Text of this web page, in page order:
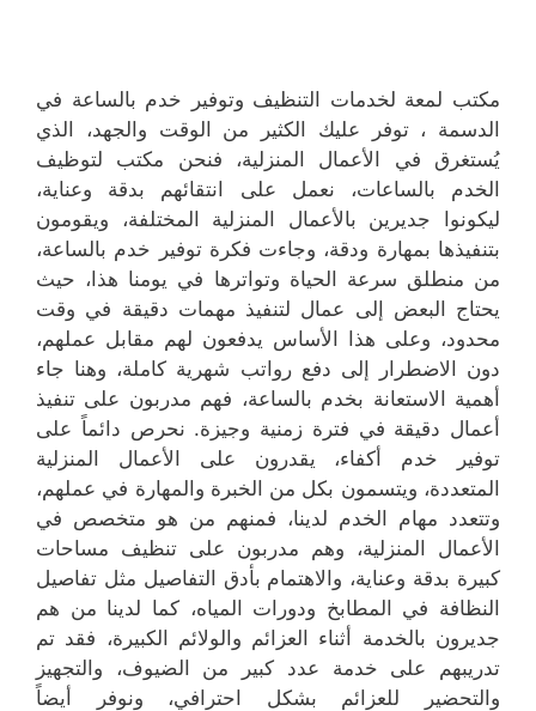
مكتب لمعة لخدمات التنظيف وتوفير خدم بالساعة في
الدسمة ، توفر عليك الكثير من الوقت والجهد، الذي
يُستغرق في الأعمال المنزلية، فنحن مكتب لتوظيف
الخدم بالساعات، نعمل على انتقائهم بدقة وعناية،
ليكونوا جديرين بالأعمال المنزلية المختلفة، ويقومون
بتنفيذها بمهارة ودقة، وجاءت فكرة توفير خدم بالساعة،
من منطلق سرعة الحياة وتواترها في يومنا هذا، حيث
يحتاج البعض إلى عمال لتنفيذ مهمات دقيقة في وقت
محدود، وعلى هذا الأساس يدفعون لهم مقابل عملهم،
دون الاضطرار إلى دفع رواتب شهرية كاملة، وهنا جاء
أهمية الاستعانة بخدم بالساعة، فهم مدربون على تنفيذ
أعمال دقيقة في فترة زمنية وجيزة. نحرص دائماً على
توفير خدم أكفاء، يقدرون على الأعمال المنزلية
المتعددة، ويتسمون بكل من الخبرة والمهارة في عملهم،
وتتعدد مهام الخدم لدينا، فمنهم من هو متخصص في
الأعمال المنزلية، وهم مدربون على تنظيف مساحات
كبيرة بدقة وعناية، والاهتمام بأدق التفاصيل مثل تفاصيل
النظافة في المطابخ ودورات المياه، كما لدينا من هم
جديرون بالخدمة أثناء العزائم والولائم الكبيرة، فقد تم
تدريبهم على خدمة عدد كبير من الضيوف، والتجهيز
والتحضير للعزائم بشكل احترافي، ونوفر أيضاً